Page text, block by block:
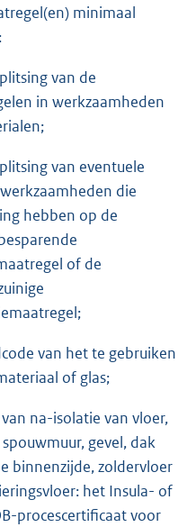
minimaal
van de
in werkzaamheden
van eventuele
die
hebben op de
of de
van het te gebruiken
of glas;
na-isolatie van vloer,
gevel, dak
binnenzijde, zoldervloer
het Insula- of
procescertificaat voor